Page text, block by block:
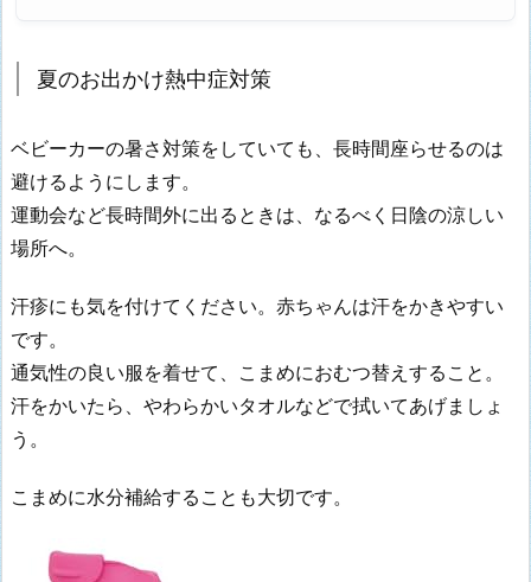
夏のお出かけ熱中症対策
ベビーカーの暑さ対策をしていても、長時間座らせるのは
避けるようにします。
運動会など長時間外に出るときは、なるべく日陰の涼しい
場所へ。
汗疹にも気を付けてください。赤ちゃんは汗をかきやすい
です。
通気性の良い服を着せて、こまめにおむつ替えすること。
汗をかいたら、やわらかいタオルなどで拭いてあげましょ
う。
こまめに水分補給することも大切です。